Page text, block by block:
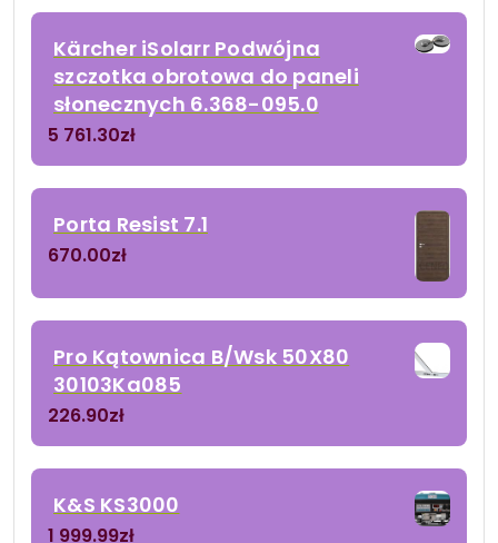
Kärcher iSolarr Podwójna
szczotka obrotowa do paneli
słonecznych 6.368-095.0
5 761.30zł
Porta Resist 7.1
670.00zł
Pro Kątownica B/Wsk 50X80
30103Ka085
226.90zł
K&S KS3000
1 999.99zł